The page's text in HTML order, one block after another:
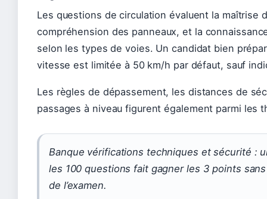
Les questions de circulation évaluent la maîtrise
compréhension des panneaux, et la
selon les types de voies. Un candidat bien
vitesse est limitée à 50 km/h par défaut, sauf
Les règles de dépassement, les distances de
passages à niveau figurent également parmi les
Banque vérifications techniques et sécurité :
les 100 questions fait gagner les 3 points
de l’examen.